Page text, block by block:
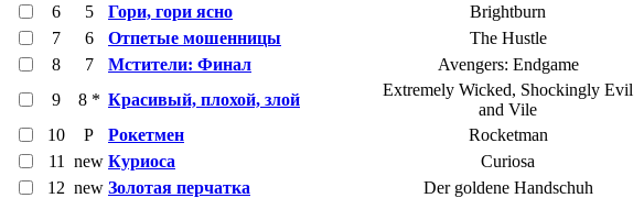
6
5 Гори, гори ясно Brightburn
7
6 Отпетые мошенницы The Hustle
8
7 Мстители: Финал Avengers: Endgame
9
8 * Красивый, плохой, злой
Extremely Wicked, Shockingly Evil
and Vile
10
Р Рокетмен Rocketman
11
new Куриоса Curiosa
12 new Золотая перчатка Der goldene Handschuh